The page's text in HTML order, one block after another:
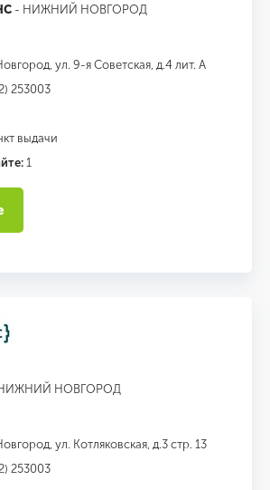
- НИЖНИЙ НОВГОРОД
ул. 9-я Советская, д.4 лит. А
253003
выдачи
1
НОВГОРОД
ул. Котляковская, д.3 стр. 13
253003